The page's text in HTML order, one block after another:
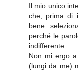
Il mio unico
che, prima di
bene
perché le
indifferente.
Non mi ergo
(lungi da me)